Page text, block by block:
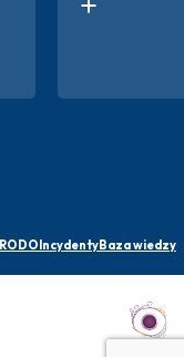
RODO IncydentyBaza wiedzy